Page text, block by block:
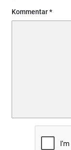
Kommentar